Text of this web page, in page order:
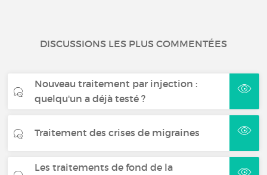
DISCUSSIONS LES PLUS COMMENTÉES
Nouveau traitement par injection :
quelqu'un a déjà testé ?
Traitement des crises de migraines
Les traitements de fond de la